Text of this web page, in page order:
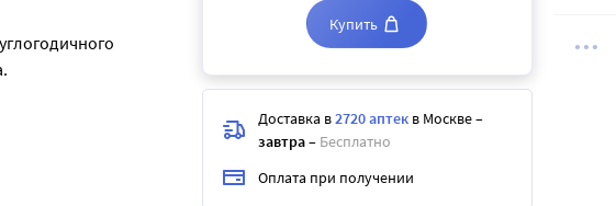
Купить
Доставка в2720 аптек в Москве–
завтра– Бесплатно
Оплата при получении